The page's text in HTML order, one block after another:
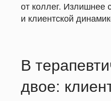
от коллег. Излишнее
и клиентской
В
двое: